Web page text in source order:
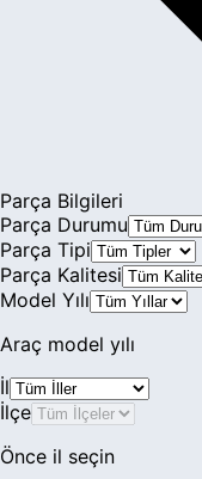
Daihatsu
DFM
DS Automobiles
Eagle
Parça Bilgileri
Parça Durumu
Parça Tipi
Parça Kalitesi
Model Yılı
Araç model yılı
İl
İlçe
Önce il seçin